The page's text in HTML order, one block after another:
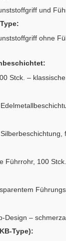
und
ohne
Stck. –
Führrohr, 100
Design –
Type):